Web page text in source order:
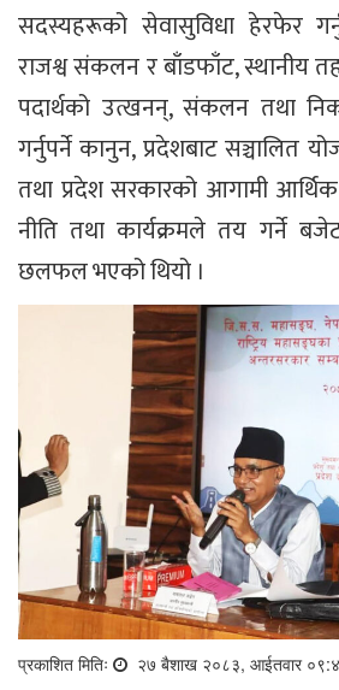
सदस्यहरूको सेवासुविधा हेरफेर
राजश्व संकलन र बाँडफाँट, स्थानीय
पदार्थको उत्खनन्, संकलन तथा
गर्नुपर्ने कानुन, प्रदेशबाट सञ्चालित
तथा प्रदेश सरकारको आगामी
नीति तथा कार्यक्रमले तय गर्ने
छलफल भएको थियो ।
प्रकाशित मितिः २७ बैशाख २०८३, आईतवार